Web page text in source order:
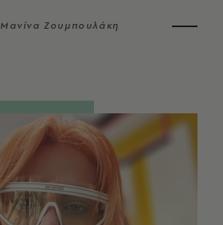
Μανίνα Ζουμπουλάκη